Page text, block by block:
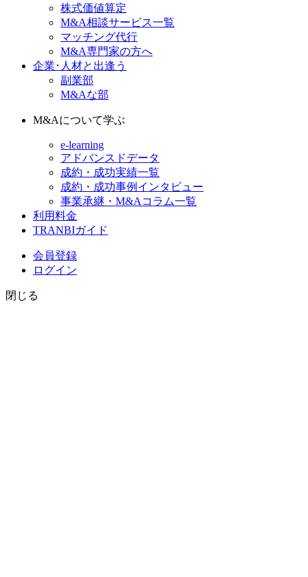
株式価値算定
M&A相談サービス一覧
マッチング代行
M&A専門家の方へ
企業･人材と出逢う
副業部
M&Aな部
M&Aについて学ぶ
e-learning
アドバンスドデータ
成約・成功実績一覧
成約・成功事例インタビュー
事業承継・M&Aコラム一覧
利用料金
TRANBIガイド
会員登録
ログイン
閉じる